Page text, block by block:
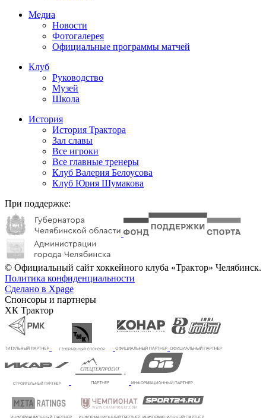
Медиа
Новости
Фотогалерея
Официальные программы матчей
Клуб
Руководство
Музей
Школа
История
История Трактора
Зал славы
Все игроки
Все главные тренеры
Клуб Валерия Белоусова
Клуб Юрия Шумакова
При поддержке:
© Официальный сайт хоккейного клуба «Трактор» Челябинск.
Политика конфиденциальности
Сделано в Xpage
Спонсоры и партнеры
ХК Трактор